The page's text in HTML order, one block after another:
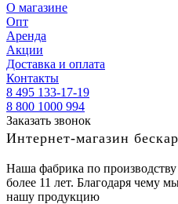
О магазине
Опт
Аренда
Акции
Доставка и оплата
Контакты
8 495 133-17-19
8 800 1000 994
Заказать звонок
Интернет-магазин
Наша фабрика по
более 11 лет. Благодаря чему
нашу продукцию